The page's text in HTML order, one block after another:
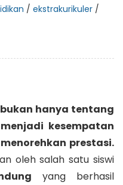
/ ekstrakurikuler /
hanya tentang
kesempatan
prestasi.
oleh salah satu siswi
yang berhasil